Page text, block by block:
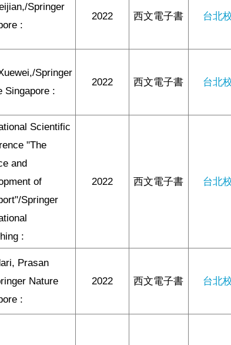
Springer
:
2022 西文電子書 台北
Springer
Singapore :
2022 西文電子書 台北
Scientific
"The
and
of
Springer
:
2022 西文電子書 台北
Prasan
Nature
:
2022 西文電子書 台北